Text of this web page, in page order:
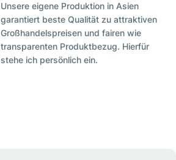
Unsere eigene Produktion in Asien
garantiert beste Qualität zu attraktiven
Großhandelspreisen und fairen wie
transparenten Produktbezug. Hierfür
stehe ich persönlich ein.